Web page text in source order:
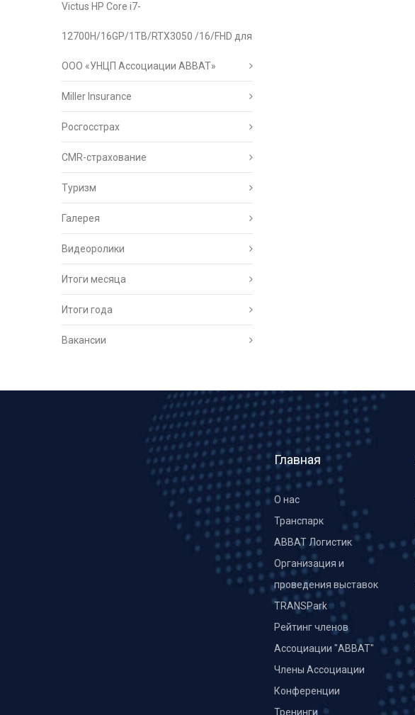
Victus HP Core i7-
12700H/16GP/1TB/RTX3050 /16/FHD для
ООО «УНЦП Ассоциации АВВАТ»
Miller Insurance
Росгосстрах
CMR-страхование
Туризм
Галерея
Видеоролики
Итоги месяца
Итоги года
Вакансии
Главная
О нас
Транспарк
ABBAT Логистик
Организация и
проведения выставок
TRANSPark
Рейтинг членов
Ассоциации "АВВАТ"
Члены Ассоциации
Конференции
Тренинги